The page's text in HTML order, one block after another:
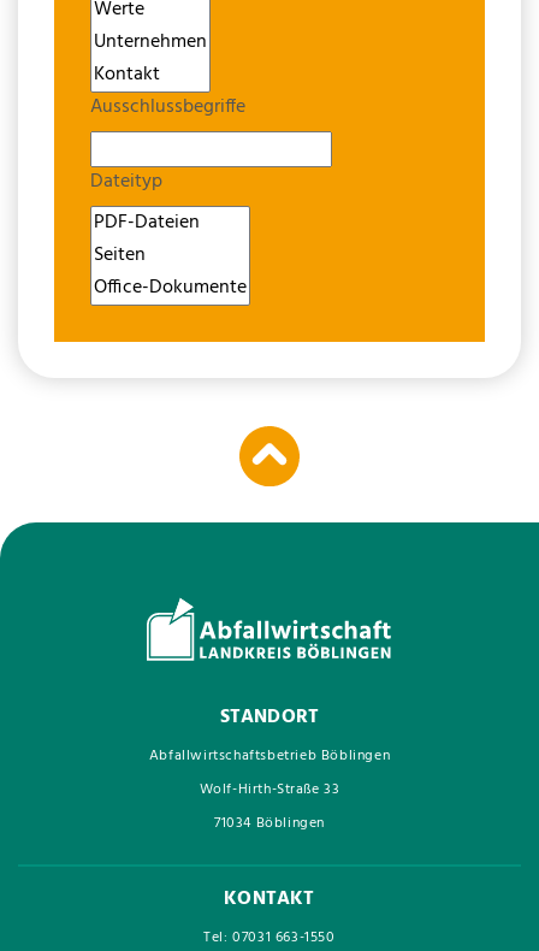
Ausschlussbegriffe
Dateityp
STANDORT
Abfallwirtschaftsbetrieb Böblingen
Wolf-Hirth-Straße 33
71034 Böblingen
KONTAKT
Tel: 07031 663-1550